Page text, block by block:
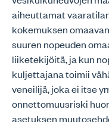
aiheuttamat
kokemuksen
suuren nopeuden
liiketekijöitä, ja kun
kuljettajana toimii
veneilijä, joka ei itse
onnettomuusriski
asetuksen